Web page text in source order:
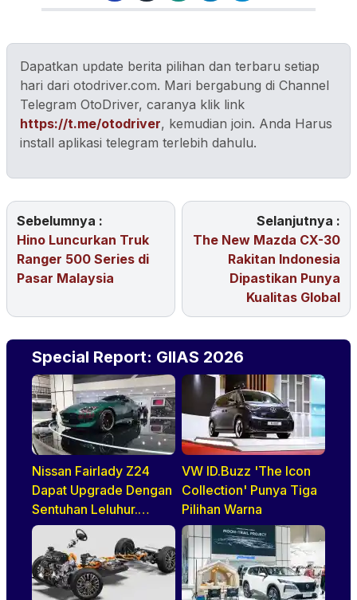
Dapatkan update berita pilihan dan terbaru setiap
hari dari otodriver.com. Mari bergabung di Channel
Telegram OtoDriver, caranya klik link
https://t.me/otodriver, kemudian join. Anda Harus
install aplikasi telegram terlebih dahulu.
Sebelumnya :
Hino Luncurkan Truk
Ranger 500 Series di
Pasar Malaysia
Selanjutnya :
The New Mazda CX-30
Rakitan Indonesia
Dipastikan Punya
Kualitas Global
Special Report: GIIAS 2026
Nissan Fairlady Z24
Dapat Upgrade Dengan
Sentuhan Leluhur.
Indonesia Jadi Negara
Pertama di ASEAN
Yang Disapa
VW ID.Buzz 'The Icon
Collection' Punya Tiga
Pilihan Warna